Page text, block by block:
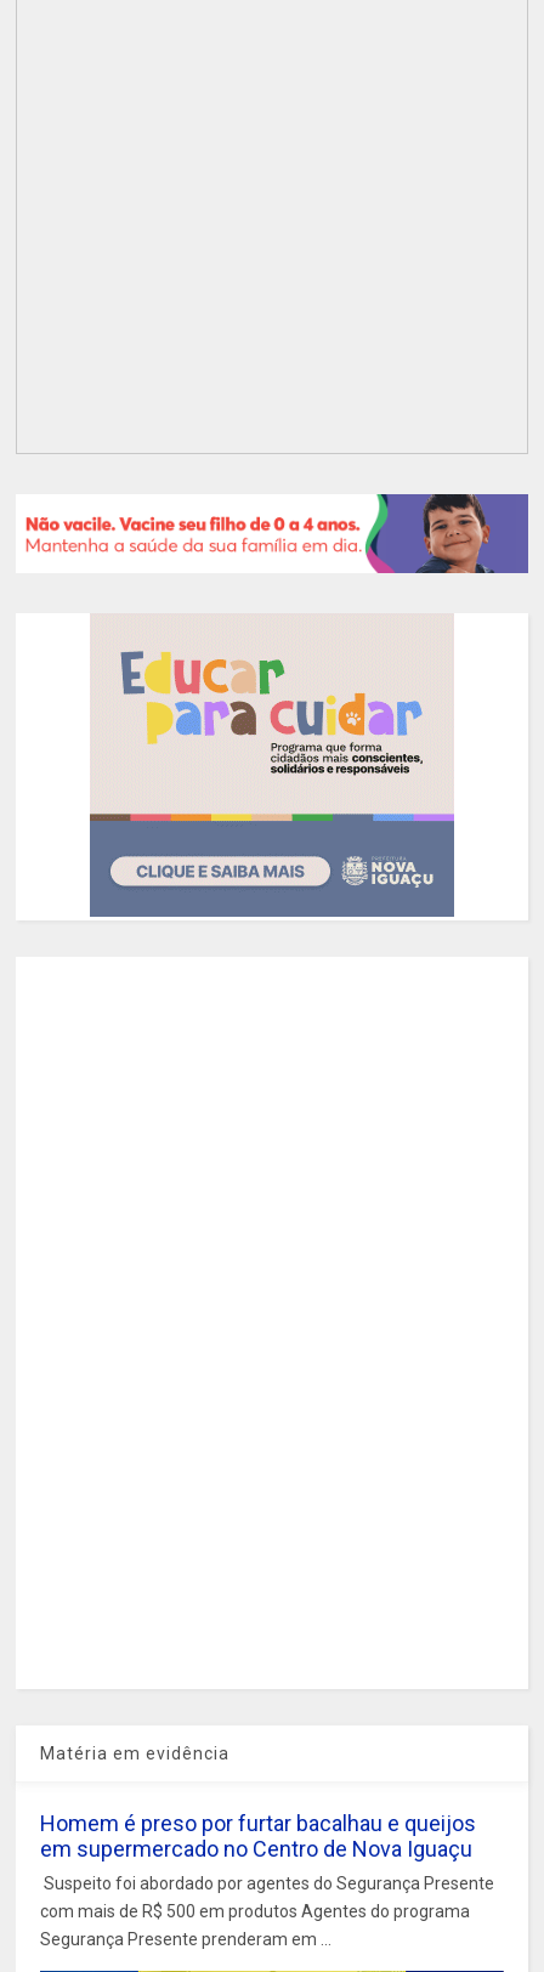
Matéria em evidência
Homem é preso por furtar bacalhau e queijos
em supermercado no Centro de Nova Iguaçu
Suspeito foi abordado por agentes do Segurança Presente
com mais de R$ 500 em produtos Agentes do programa
Segurança Presente prenderam em ...